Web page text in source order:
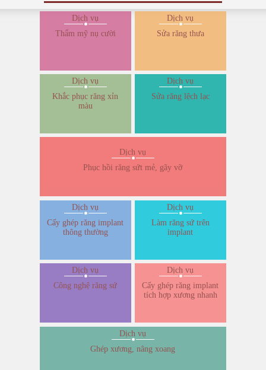
Dịch vụ
Thẩm mỹ nụ cười
Dịch vụ
Sửa răng thưa
Dịch vụ
Khắc phục răng xỉn
màu
Dịch vụ
Sửa răng lệch lạc
Dịch vụ
Phục hồi răng sứt mẻ, gãy vỡ
Dịch vụ
Cấy ghép răng implant
thông thường
Dịch vụ
Làm răng sứ trên
implant
Dịch vụ
Công nghệ răng sứ
Dịch vụ
Cấy ghép răng implant
tích hợp xương nhanh
Dịch vụ
Ghép xương, nâng xoang